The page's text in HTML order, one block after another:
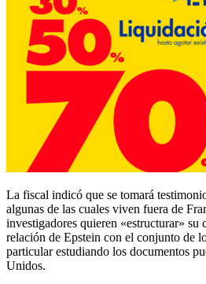
La fiscal indicó que se tomará
algunas de las cuales viven fuera de
investigadores quieren «estructurar» su
relación de Epstein con el conjunto de
particular estudiando los documentos
Unidos.